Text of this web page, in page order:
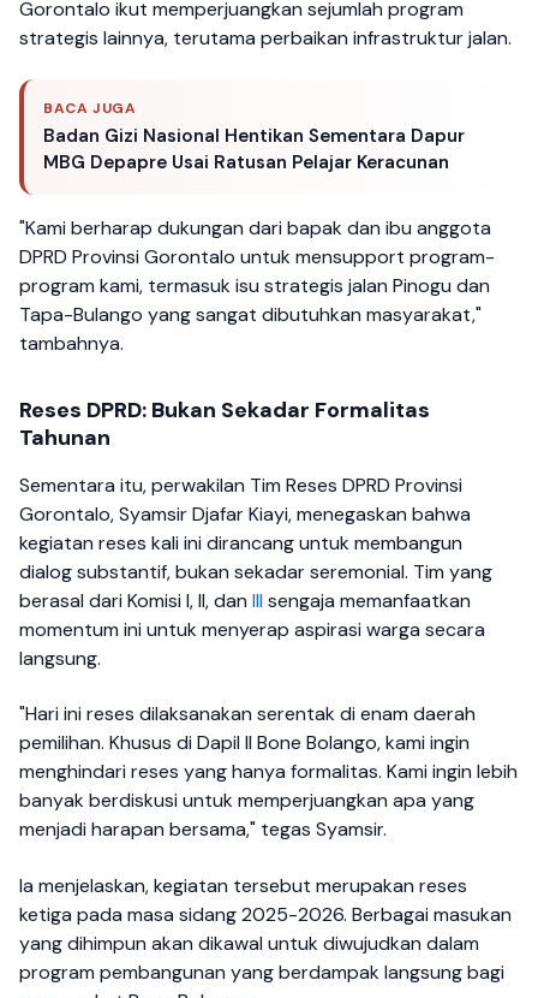
Gorontalo ikut memperjuangkan sejumlah program
strategis lainnya, terutama perbaikan infrastruktur jalan.
BACA JUGA
Badan Gizi Nasional Hentikan Sementara Dapur
MBG Depapre Usai Ratusan Pelajar Keracunan
"Kami berharap dukungan dari bapak dan ibu anggota
DPRD Provinsi Gorontalo untuk mensupport program-
program kami, termasuk isu strategis jalan Pinogu dan
Tapa-Bulango yang sangat dibutuhkan masyarakat,"
tambahnya.
Reses DPRD: Bukan Sekadar Formalitas
Tahunan
Sementara itu, perwakilan Tim Reses DPRD Provinsi
Gorontalo, Syamsir Djafar Kiayi, menegaskan bahwa
kegiatan reses kali ini dirancang untuk membangun
dialog substantif, bukan sekadar seremonial. Tim yang
berasal dari Komisi I, II, dan IIIsengaja memanfaatkan
momentum ini untuk menyerap aspirasi warga secara
langsung.
"Hari ini reses dilaksanakan serentak di enam daerah
pemilihan. Khusus di Dapil II Bone Bolango, kami ingin
menghindari reses yang hanya formalitas. Kami ingin lebih
banyak berdiskusi untuk memperjuangkan apa yang
menjadi harapan bersama," tegas Syamsir.
Ia menjelaskan, kegiatan tersebut merupakan reses
ketiga pada masa sidang 2025-2026. Berbagai masukan
yang dihimpun akan dikawal untuk diwujudkan dalam
program pembangunan yang berdampak langsung bagi